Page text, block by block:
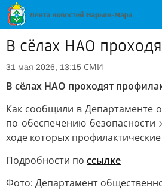
В сёлах НАО
31 мая 2026, 13:15 СМИ
В сёлах НАО проходят
Как сообщили в Департаменте
по обеспечению
ходе которых
Подробности по ссылке
Фото: Департамент